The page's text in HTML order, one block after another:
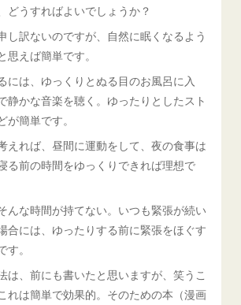
どうすればよいでしょうか？
し訳ないのですが、自然に眠くなるよう
思えば簡単です。
には、ゆっくりとぬる目のお風呂に入
静かな音楽を聴く。ゆったりとしたスト
が簡単です。
えれば、昼間に運動をして、夜の食事は
る前の時間をゆっくりできれば理想で
んな時間が持てない。いつも緊張が続い
合には、ゆったりする前に緊張をほぐす
。
は、前にも書いたと思いますが、笑うこ
れは簡単で効果的。そのための本（漫画